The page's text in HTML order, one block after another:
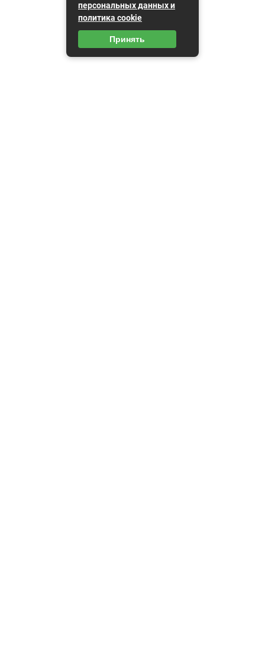
персональных данных и
политика cookie
Принять